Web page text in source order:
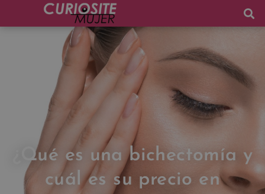
¿Qué es una bichectomía y
cuál es su precio en